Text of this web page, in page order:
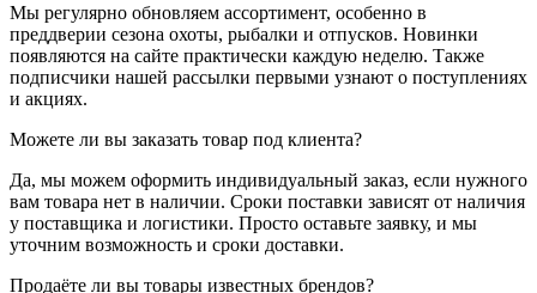
Мы регулярно обновляем ассортимент, особенно в
преддверии сезона охоты, рыбалки и отпусков. Новинки
появляются на сайте практически каждую неделю. Также
подписчики нашей рассылки первыми узнают о поступлениях
и акциях.
Можете ли вы заказать товар под клиента?
Да, мы можем оформить индивидуальный заказ, если нужного
вам товара нет в наличии. Сроки поставки зависят от наличия
у поставщика и логистики. Просто оставьте заявку, и мы
уточним возможность и сроки доставки.
Продаёте ли вы товары известных брендов?